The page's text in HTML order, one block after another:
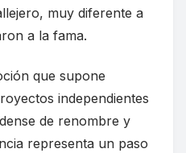
muy diferente a
a la fama.
que supone
independientes
de renombre y
representa un paso